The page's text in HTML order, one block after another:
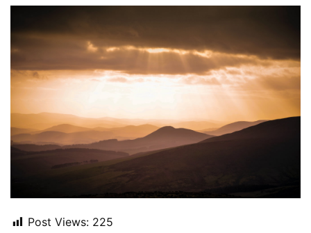
Post Views: 225